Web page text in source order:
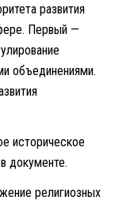
развития
Первый —
объединениями.
историческое
документе.
религиозных